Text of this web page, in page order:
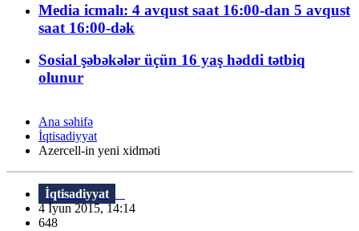
Media icmalı: 4 avqust saat 16:00-dan 5 avqust
saat 16:00-dək
Sosial şəbəkələr üçün 16 yaş həddi tətbiq
olunur
Ana səhifə
İqtisadiyyat
Azercell-in yeni xidməti
İqtisadiyyat
4 İyun 2015, 14:14
648